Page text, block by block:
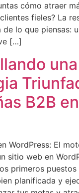
cómo atraer
fieles? La
lo que piensas:
[…]
una
B2B
WordPress: El
sitio web en
primeros puestos
planificada y